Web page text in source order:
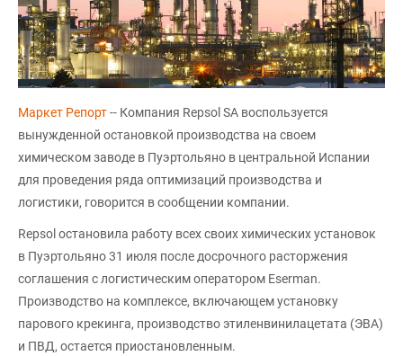
Маркет Репорт-- Компания Repsol SA воспользуется
вынужденной остановкой производства на своем
химическом заводе в Пуэртольяно в центральной Испании
для проведения ряда оптимизаций производства и
логистики, говорится в сообщении компании.
Repsol остановила работу всех своих химических установок
в Пуэртольяно 31 июля после досрочного расторжения
соглашения с логистическим оператором Eserman.
Производство на комплексе, включающем установку
парового крекинга, производство этиленвинилацетата (ЭВА)
и ПВД, остается приостановленным.